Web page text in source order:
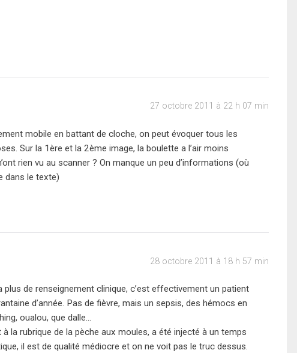
27 octobre 2011 à 22 h 07 min
mobile en battant de cloche, on peut évoquer tous les
Sur la 1ère et la 2ème image, la boulette a l’air moins
rien vu au scanner ? On manque un peu d’informations (où
dans le texte)
28 octobre 2011 à 18 h 57 min
a plus de renseignement clinique, c’est effectivement un patient
d’année. Pas de fièvre, mais un sepsis, des hémocs en
oualou, que dalle…
à la rubrique de la pèche aux moules, a été injecté à un temps
il est de qualité médiocre et on ne voit pas le truc dessus.